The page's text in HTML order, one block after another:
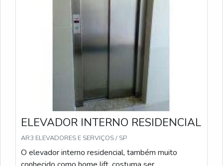
ELEVADOR INTERNO RESIDENCIAL
AR3 ELEVADORES E SERVIÇOS / SP
O elevador interno residencial, também muito